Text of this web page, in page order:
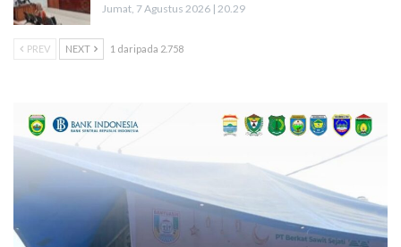
Jumat, 7 Agustus 2026 | 20.29
PREV NEXT 1 daripada 2.758